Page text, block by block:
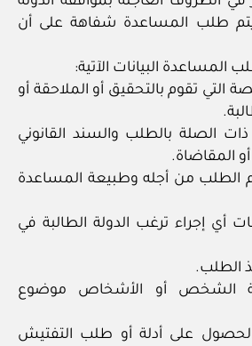
يتم طلب المساعدة شفاهة على أن
التي تقوم بالتحقيق أو الملاحقة أو
الصلة بالطلب والسند القانوني
المقاضاة.
الطلب من أجله وطبيعة المساعدة
أي إجراء ترغب الدولة الطالبة في
الطلب.
الشخص أو الأشخاص موضوع
على أدلة أو طلب التفتيش